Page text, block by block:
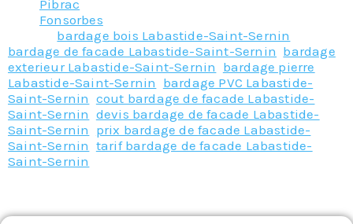
Pibrac
Fonsorbes
bardage bois Labastide-Saint-Sernin
bardage de facade Labastide-Saint-Sernin bardage
exterieur Labastide-Saint-Sernin bardage pierre
Labastide-Saint-Sernin bardage PVC Labastide-
Saint-Sernin cout bardage de facade Labastide-
Saint-Sernin devis bardage de facade Labastide-
Saint-Sernin prix bardage de facade Labastide-
Saint-Sernin tarif bardage de facade Labastide-
Saint-Sernin